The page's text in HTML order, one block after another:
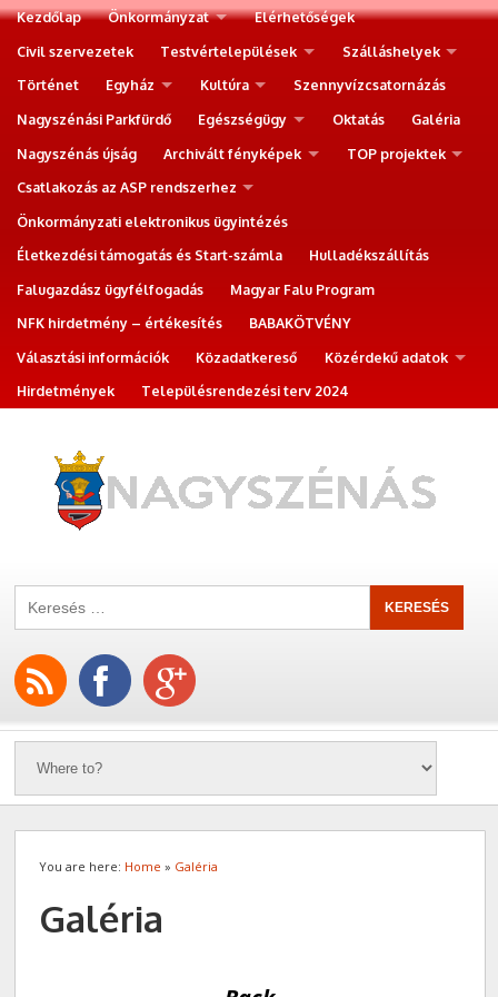
Kezdőlap Önkormányzat
Elérhetőségek
Civil szervezetek
Testvértelepülések
Szálláshelyek
Történet
Egyház Kultúra
Szennyvízcsatornázás
Nagyszénási Parkfürdő
Egészségügy Oktatás
Galéria
Nagyszénás újság
Archivált fényképek
TOP projektek
Csatlakozás az ASP rendszerhez
Önkormányzati elektronikus ügyintézés
Életkezdési támogatás és Start-számla
Hulladékszállítás
Falugazdász ügyfélfogadás
Magyar Falu Program
NFK hirdetmény – értékesítés
BABAKÖTVÉNY
Választási információk
Közadatkereső
Közérdekű adatok
Hirdetmények
Településrendezési terv 2024
You are here: Home » Galéria
Galéria